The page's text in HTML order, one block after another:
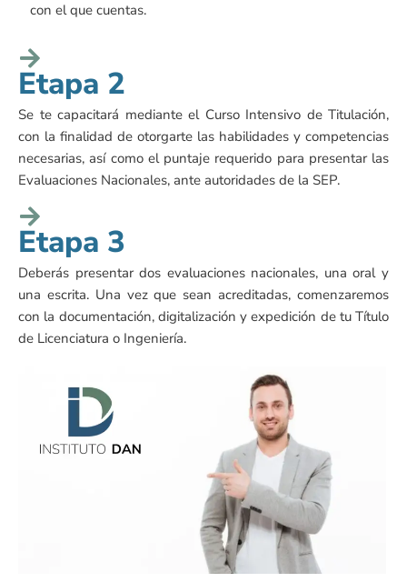
con el que cuentas.
Etapa 2
Se te capacitará mediante el Curso Intensivo de Titulación,
con la finalidad de otorgarte las habilidades y competencias
necesarias, así como el puntaje requerido para presentar las
Evaluaciones Nacionales, ante autoridades de la SEP.
Etapa 3
Deberás presentar dos evaluaciones nacionales, una oral y
una escrita. Una vez que sean acreditadas, comenzaremos
con la documentación, digitalización y expedición de tu Título
de Licenciatura o Ingeniería.